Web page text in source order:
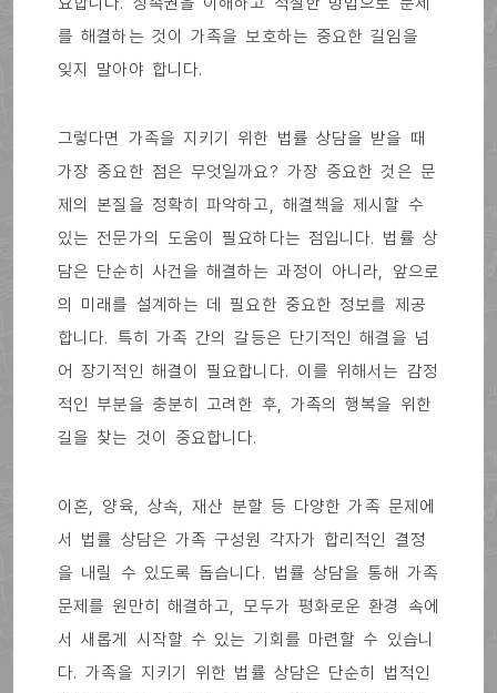
를 해결하는 것이 가족을 보호하는 중요한 길임을
잊지 말아야 합니다.
그렇다면 가족을 지키기 위한 법률 상담을 받을 때
가장 중요한 점은 무엇일까요? 가장 중요한 것은 문
제의 본질을 정확히 파악하고, 해결책을 제시할 수
있는 전문가의 도움이 필요하다는 점입니다. 법률 상
담은 단순히 사건을 해결하는 과정이 아니라, 앞으로
의 미래를 설계하는 데 필요한 중요한 정보를 제공
합니다. 특히 가족 간의 갈등은 단기적인 해결을 넘
어 장기적인 해결이 필요합니다. 이를 위해서는 감정
적인 부분을 충분히 고려한 후, 가족의 행복을 위한
길을 찾는 것이 중요합니다.
이혼, 양육, 상속, 재산 분할 등 다양한 가족 문제에
서 법률 상담은 가족 구성원 각자가 합리적인 결정
을 내릴 수 있도록 돕습니다. 법률 상담을 통해 가족
문제를 원만히 해결하고, 모두가 평화로운 환경 속에
서 새롭게 시작할 수 있는 기회를 마련할 수 있습니
다. 가족을 지키기 위한 법률 상담은 단순히 법적인